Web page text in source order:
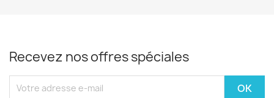
Recevez nos offres spéciales